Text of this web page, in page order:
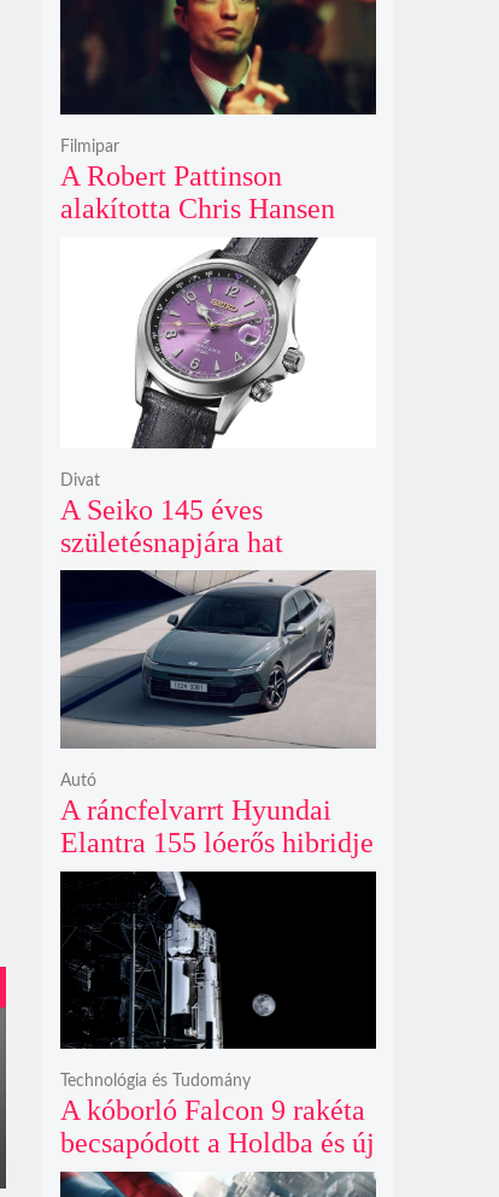
A Robert Pattinson
alakította Chris Hansen
sötét vadászatra indul a
Primetime előzetesében
Filmipar
A Seiko 145 éves
születésnapjára hat
limitált kiadású Edo-lila
számlapos modellt hozott
ki
Divat
A ráncfelvarrt Hyundai
Elantra 155 lóerős hibridje
és prémium utastere
komoly belsőtéri ugrást
hoz
Autó
A kóborló Falcon 9 rakéta
becsapódott a Holdba és új
krátert hagyott maga után
Technológia és Tudomány